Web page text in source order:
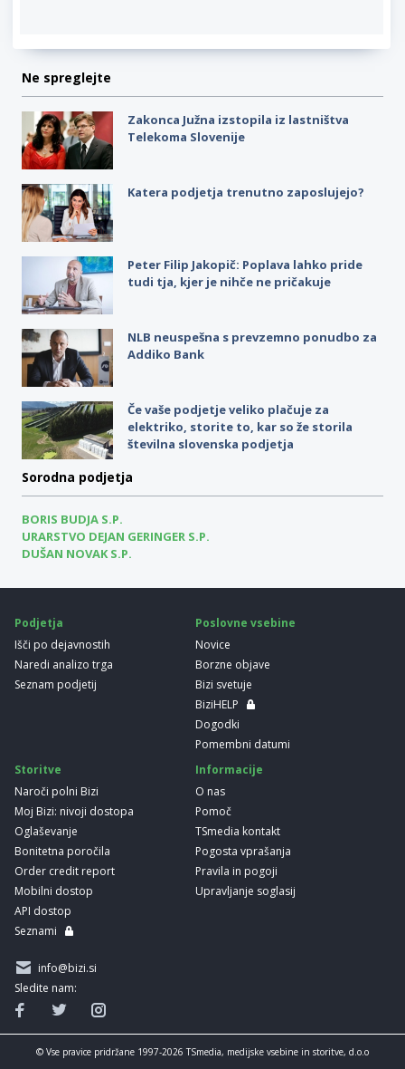
Ne spreglejte
Zakonca Južna izstopila iz lastništva
Telekoma Slovenije
Katera podjetja trenutno zaposlujejo?
Peter Filip Jakopič: Poplava lahko pride
tudi tja, kjer je nihče ne pričakuje
NLB neuspešna s prevzemno ponudbo za
Addiko Bank
Če vaše podjetje veliko plačuje za
elektriko, storite to, kar so že storila
številna slovenska podjetja
Sorodna podjetja
BORIS BUDJA S.P.
URARSTVO DEJAN GERINGER S.P.
DUŠAN NOVAK S.P.
Podjetja
Išči po dejavnostih
Naredi analizo trga
Seznam podjetij
Poslovne vsebine
Novice
Borzne objave
Bizi svetuje
BiziHELP
Dogodki
Pomembni datumi
Storitve
Naroči polni Bizi
Moj Bizi: nivoji dostopa
Oglaševanje
Bonitetna poročila
Order credit report
Mobilni dostop
API dostop
Seznami
Informacije
O nas
Pomoč
TSmedia kontakt
Pogosta vprašanja
Pravila in pogoji
Upravljanje soglasij
info@bizi.si
Sledite nam:
© Vse pravice pridržane 1997-2026 TSmedia, medijske vsebine in storitve, d.o.o